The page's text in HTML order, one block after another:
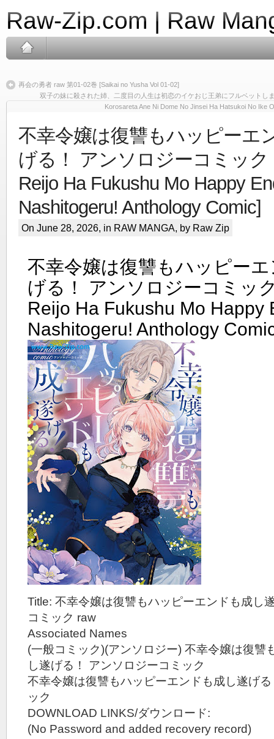
Raw-Zip.com | Raw
再会の勇者 raw 第01-02巻 [Saikai no Yusha Vol 01-02]
双子の妹に殺された姉、二度目の人生は初恋のイケおじ王弟にフルベットし
Korosareta Ane Ni Dome No Jinsei Ha Hatsukoi No Ike
不幸令嬢は復讐もハッピーエ
げる！ アンソロジーコミック
Reijo Ha Fukushu Mo Happy
Nashitogeru! Anthology Comic]
On June 28, 2026, in RAW MANGA, by Raw Zip
不幸令嬢は復讐もハッピー
げる！ アンソロジーコミッ
Reijo Ha Fukushu Mo Happy
Nashitogeru! Anthology
Title: 不幸令嬢は復讐もハッピーエンドも成し
コミック raw
Associated Names
(一般コミック)(アンソロジー) 不幸令嬢は復讐
し遂げる！ アンソロジーコミック
不幸令嬢は復讐もハッピーエンドも成し遂げ
ック
DOWNLOAD LINKS/ダウンロード:
(No Password and added recovery record)